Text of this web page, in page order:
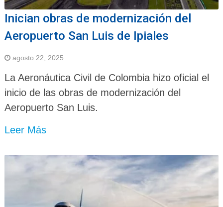
Inician obras de modernización del
Aeropuerto San Luis de Ipiales
agosto 22, 2025
La Aeronáutica Civil de Colombia hizo oficial el
inicio de las obras de modernización del
Aeropuerto San Luis.
Leer Más